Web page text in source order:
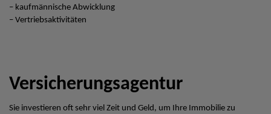
– kaufmännische Abwicklung
– Vertriebsaktivitäten
Versicherungsagentur
Sie investieren oft sehr viel Zeit und Geld, um Ihre Immobilie zu